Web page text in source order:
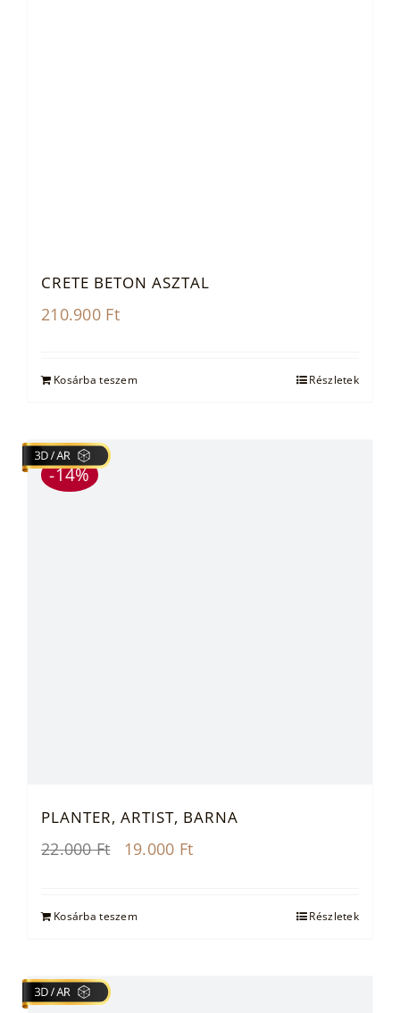
CRETE BETON ASZTAL
210.900 Ft
Kosárba teszem Részletek
-14%
PLANTER, ARTIST, BARNA
22.000Ft
Original
22.000 Ft.
19.000 Ft
Kosárba teszem Részletek